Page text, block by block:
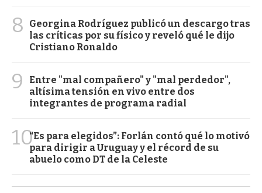
8
Georgina Rodríguez publicó un descargo tras
las críticas por su físico y reveló qué le dijo
Cristiano Ronaldo
9
Entre "mal compañero" y "mal perdedor",
altísima tensión en vivo entre dos
integrantes de programa radial
10“Es para elegidos”: Forlán contó qué lo motivó
para dirigir a Uruguay y el récord de su
abuelo como DT de la Celeste